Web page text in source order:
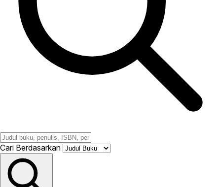
Cari Berdasarkan